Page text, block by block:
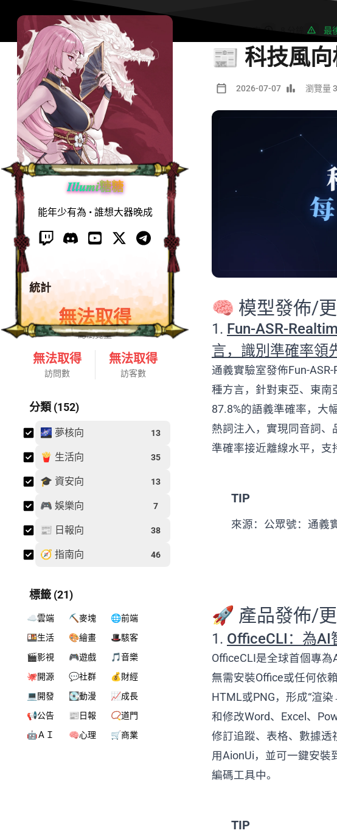
𝑰𝒍𝒍𝒖𝒎𝒊糖糖
能年少有為 • 誰想大器晚成
統計
無法取得
總瀏覽量
無法取得
訪問數
無法取得
訪客數
分類 (152)
🌌 夢核向 13
🍟 生活向 35
🎓 資安向 13
🎮 娛樂向 7
📰 日報向 38
🧭 指南向 46
標籤 (21)
☁️雲端 ⛏️麥塊
🌐前端
🍱生活
🎨繪畫
🎩駭客
🎬影視
🎮遊戲
🎵音樂
🐙開源
💬社群
💰財經
💻開發
💽動漫
📈成長
📢公告
📰日報
📿道門
🤖ＡＩ
🧠心理 🛒商業
4374 字 8 分鐘 最
📰 科技風
2026-07-07 瀏覽量 3
🧠 模型發佈/
1. Fun-ASR-
言，識別準確率領
通義實驗室發佈Fun-
種方言，針對東亞、東南
87.8%的語義準確率，大
熱詞注入，實現同音詞、
準確率接近離線水平，支
TIP
來源：公眾號：通義
🚀 產品發佈/
1. OfficeCLI：為AI
OfficeCLI是全球首個專為
無需安裝Office或任何依
HTML或PNG，形成“渲
和修改Word、Excel、
修訂追蹤、表格、數據透
用AionUi，並可一鍵安裝
編碼工具中。
TIP